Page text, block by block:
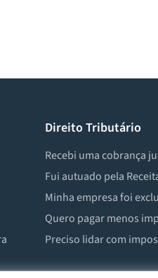
Direito Tributário
Recebi uma cobrança
Fui autuado pela
Minha empresa foi
Quero pagar menos
Preciso lidar com